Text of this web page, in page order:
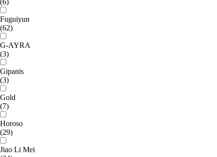
(6)
Fuguiyun
(62)
G-AYRA
(3)
Gipanis
(3)
Gold
(7)
Horoso
(29)
Jiao Li Mei